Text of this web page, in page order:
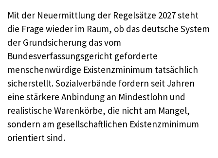
Mit der Neuermittlung der Regelsätze 2027 steht
die Frage wieder im Raum, ob das deutsche System
der Grundsicherung das vom
Bundesverfassungsgericht geforderte
menschenwürdige Existenzminimum tatsächlich
sicherstellt. Sozialverbände fordern seit Jahren
eine stärkere Anbindung an Mindestlohn und
realistische Warenkörbe, die nicht am Mangel,
sondern am gesellschaftlichen Existenzminimum
orientiert sind.